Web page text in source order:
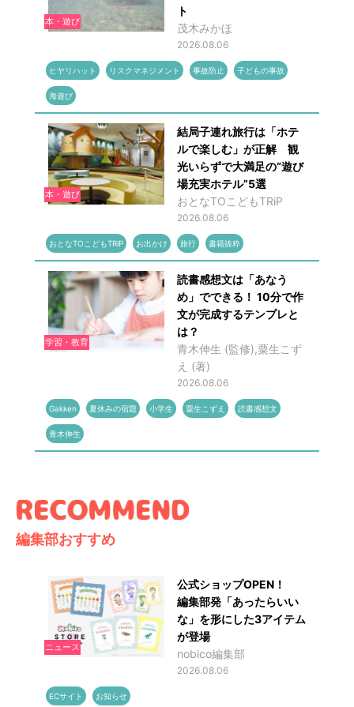
本・遊び
ト
茂木みかほ
2026.08.06
ヒヤリハット リスクマネジメント 事故防止 子どもの事故
海遊び
本・遊び
結局子連れ旅行は「ホテ
ルで楽しむ」が正解 観
光いらずで大満足の“遊び
場充実ホテル”5選
おとなTOこどもTRiP
2026.08.06
おとなTOこどもTRiP お出かけ 旅行 書籍抜粋
学習・教育
読書感想文は「あなう
め」でできる！ 10分で作
文が完成するテンプレと
は？
青木伸生 (監修),粟生こず
え (著)
2026.08.06
Gakken 夏休みの宿題 小学生 粟生こずえ 読書感想文
青木伸生
編集部おすすめ
ニュース
公式ショップOPEN！
編集部発「あったらいい
な」を形にした3アイテム
が登場
nobico編集部
2026.08.06
ECサイト お知らせ